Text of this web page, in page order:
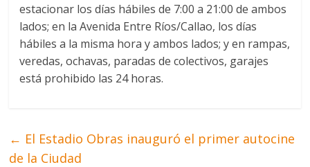
estacionar los días hábiles de 7:00 a 21:00 de ambos
lados; en la Avenida Entre Ríos/Callao, los días
hábiles a la misma hora y ambos lados; y en rampas,
veredas, ochavas, paradas de colectivos, garajes
está prohibido las 24 horas.
← El Estadio Obras inauguró el primer autocine
de la Ciudad